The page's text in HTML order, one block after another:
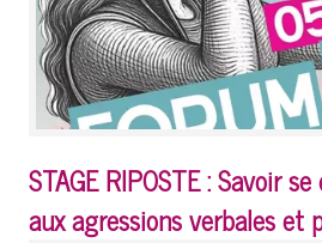
STAGE RIPOSTE : Savoir
aux agressions verbales et